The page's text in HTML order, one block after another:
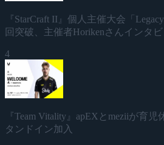
『StarCraft II』個人主催大会「
回突破、主催者Horikenさんインタ
4
『Team Vitality』apEXとmeziiが育
タンドイン加入